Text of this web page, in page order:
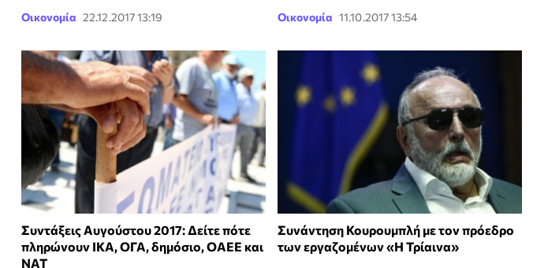
Οικονομία 22.12.2017 13:19 Οικονομία 11.10.2017 13:54
Συντάξεις Αυγούστου 2017: Δείτε πότε
πληρώνουν ΙΚΑ, ΟΓΑ, δημόσιο, ΟΑΕΕ και
ΝΑΤ
Συνάντηση Κουρουμπλή με τον πρόεδρο
των εργαζομένων «Η Τρίαινα»